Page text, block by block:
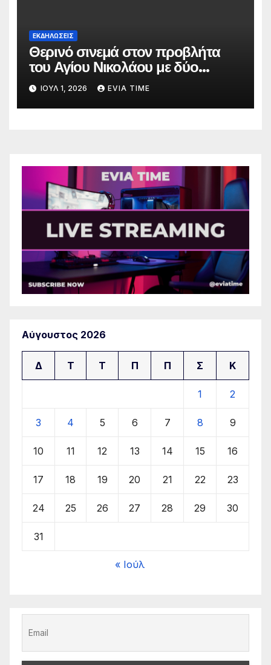
ΕΚΔΗΛΩΣΕΙΣ
Θερινό σινεμά στον προβλήτα
του Αγίου Νικολάου με δύο
οικογενειακές ταινίες
ΙΟΎΛ 1, 2026 EVIA TIME
Αύγουστος 2026
Δ Τ Τ Π Π Σ Κ
1 2
3 4 5 6 7 8 9
10 11 12 13 14 15 16
17 18 19 20 21 22 23
24 25 26 27 28 29 30
31
« Ιούλ